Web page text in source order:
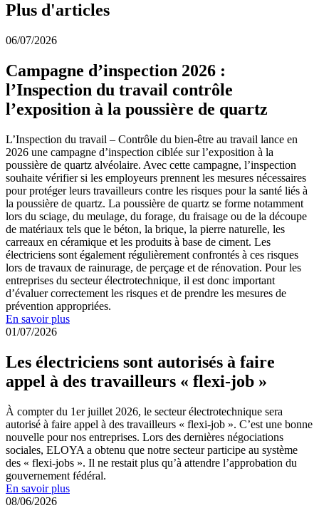
Plus d'articles
06/07/2026
Campagne d’inspection 2026 :
l’Inspection du travail contrôle
l’exposition à la poussière de quartz
L’Inspection du travail – Contrôle du bien-être au travail lance en
2026 une campagne d’inspection ciblée sur l’exposition à la
poussière de quartz alvéolaire. Avec cette campagne, l’inspection
souhaite vérifier si les employeurs prennent les mesures nécessaires
pour protéger leurs travailleurs contre les risques pour la santé liés à
la poussière de quartz. La poussière de quartz se forme notamment
lors du sciage, du meulage, du forage, du fraisage ou de la découpe
de matériaux tels que le béton, la brique, la pierre naturelle, les
carreaux en céramique et les produits à base de ciment. Les
électriciens sont également régulièrement confrontés à ces risques
lors de travaux de rainurage, de perçage et de rénovation. Pour les
entreprises du secteur électrotechnique, il est donc important
d’évaluer correctement les risques et de prendre les mesures de
prévention appropriées.
En savoir plus
01/07/2026
Les électriciens sont autorisés à faire
appel à des travailleurs « flexi-job »
À compter du 1er juillet 2026, le secteur électrotechnique sera
autorisé à faire appel à des travailleurs « flexi-job ». C’est une bonne
nouvelle pour nos entreprises. Lors des dernières négociations
sociales, ELOYA a obtenu que notre secteur participe au système
des « flexi-jobs ». Il ne restait plus qu’à attendre l’approbation du
gouvernement fédéral.
En savoir plus
08/06/2026